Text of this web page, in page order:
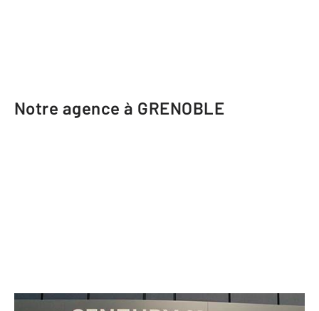
Notre agence à GRENOBLE